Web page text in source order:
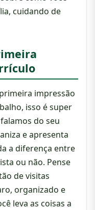
cuidando de
impressão
isso é super
do seu
e apresenta
a diferença entre
ou não. Pense
de visitas
organizado e
leva as coisas a